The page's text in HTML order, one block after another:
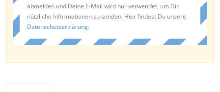
abmelden und Deine E-Mail wird nur verwendet, um Dir
nützliche Informationen zu senden. Hier findest Du unsere
Datenschutzerklärung.